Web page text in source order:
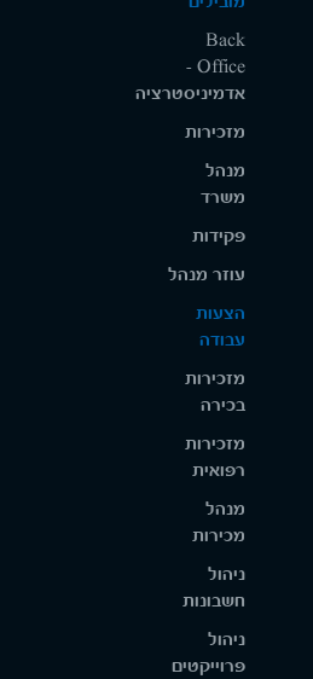
Back
Office -
אדמיניסטרציה
מזכירות
מנהל
משרד
פקידות
עוזר מנהל
הצעות
עבודה
מזכירות
בכירה
מזכירות
רפואית
מנהל
מכירות
ניהול
חשבונות
ניהול
פרוייקטים